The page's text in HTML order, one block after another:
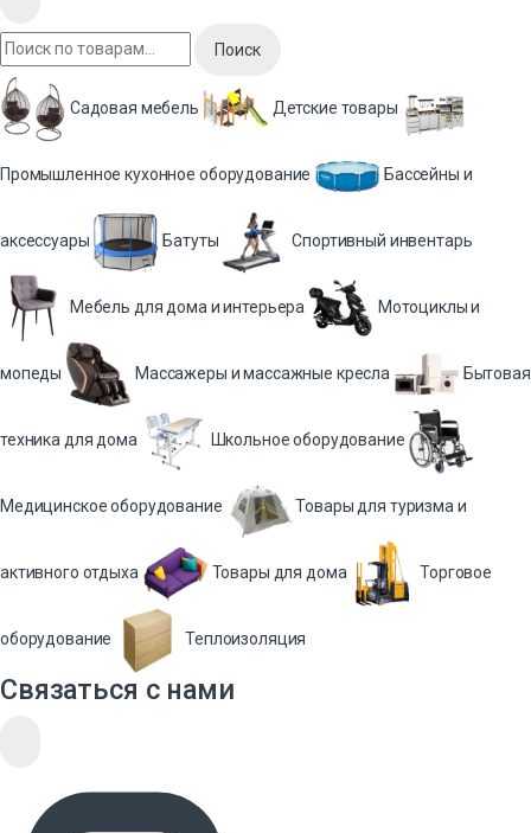
Поиск
Садовая мебель Детские товары
Промышленное кухонное оборудование Бассейны и
аксессуары Батуты Спортивный инвентарь
Мебель для дома и интерьера Мотоциклы и
мопеды Массажеры и массажные кресла Бытовая
техника для дома Школьное оборудование
Медицинское оборудование Товары для туризма и
активного отдыха Товары для дома Торговое
оборудование Теплоизоляция
Связаться с нами